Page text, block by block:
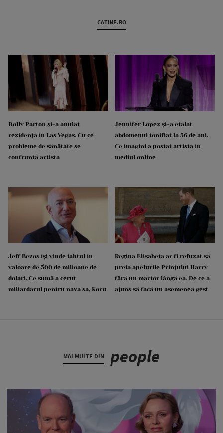
CATINE.RO
Dolly Parton și-a anulat
rezidența în Las Vegas. Cu ce
probleme de sănătate se
confruntă artista
Jennifer Lopez și-a etalat
abdomenul tonifiat la 56 de ani.
Ce imagini a postat artista în
mediul online
Jeff Bezos își vinde iahtul în
valoare de 500 de milioane de
dolari. Ce sumă a cerut
miliardarul pentru nava sa, Koru
Regina Elisabeta ar fi refuzat să
preia apelurile Prințului Harry
fără un martor lângă ea. De ce a
ajuns să facă un asemenea gest
MAI MULTE DIN people